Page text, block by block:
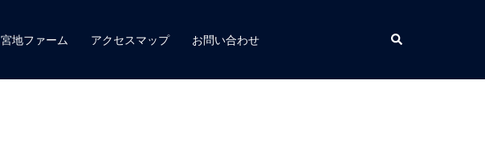
宮地ファーム アクセスマップ お問い合わせ